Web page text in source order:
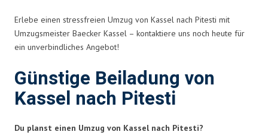
Erlebe einen stressfreien Umzug von Kassel nach Pitesti mit
Umzugsmeister Baecker Kassel – kontaktiere uns noch heute für
ein unverbindliches Angebot!
Günstige Beiladung von
Kassel nach Pitesti
Du planst einen Umzug von Kassel nach Pitesti?